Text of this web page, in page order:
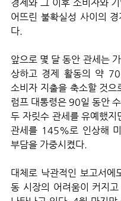
경제와 그 이후 소비자와
어뜨린 불확실성 사이의
다.
앞으로 몇 달 동안 관세는
상하고 경제 활동의 약
소비자 지출을 축소할 것으
럼프 대통령은 90일 동안
두 자릿수 관세를 유예했지
관세를 145%로 인상해
부담을 가중시켰다.
대체로 낙관적인 보고서에
동 시장의 어려움이 커지